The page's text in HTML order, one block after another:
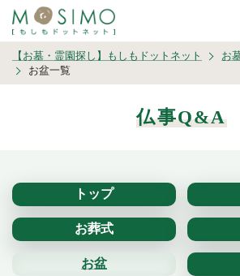
仏事Q&A
【お墓・霊園探し】もしもドットネット お
お盆一覧
トップ
お葬式
お盆